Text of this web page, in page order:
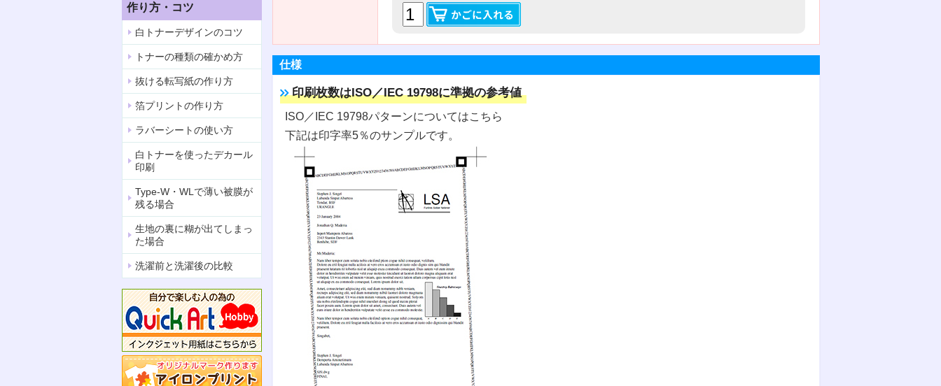
仕様
印刷枚数はISO／IEC 19798に準拠の参考値
ISO／IEC 19798パターンについてはこちら
下記は印字率5％のサンプルです。
作り方・コツ
白トナーデザインのコツ
トナーの種類の確かめ方
抜ける転写紙の作り方
箔プリントの作り方
ラバーシートの使い方
白トナーを使ったデカール
印刷
Type-W・WLで薄い被膜が
残る場合
生地の裏に糊が出てしまっ
た場合
洗濯前と洗濯後の比較